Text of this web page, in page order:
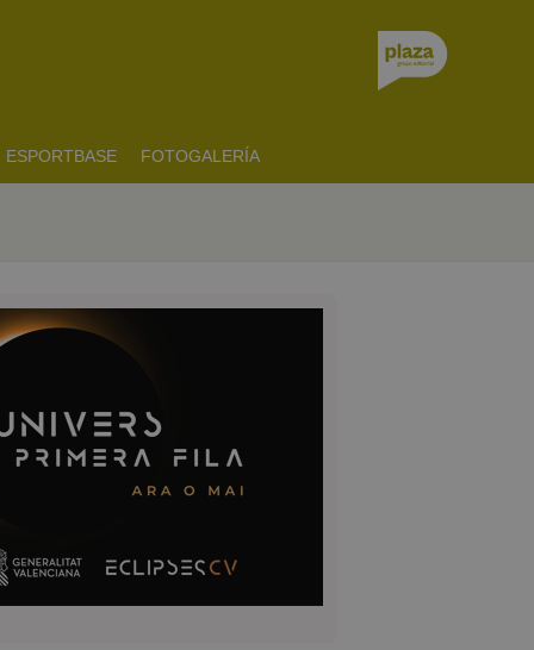
ESPORTBASE FOTOGALERÍA